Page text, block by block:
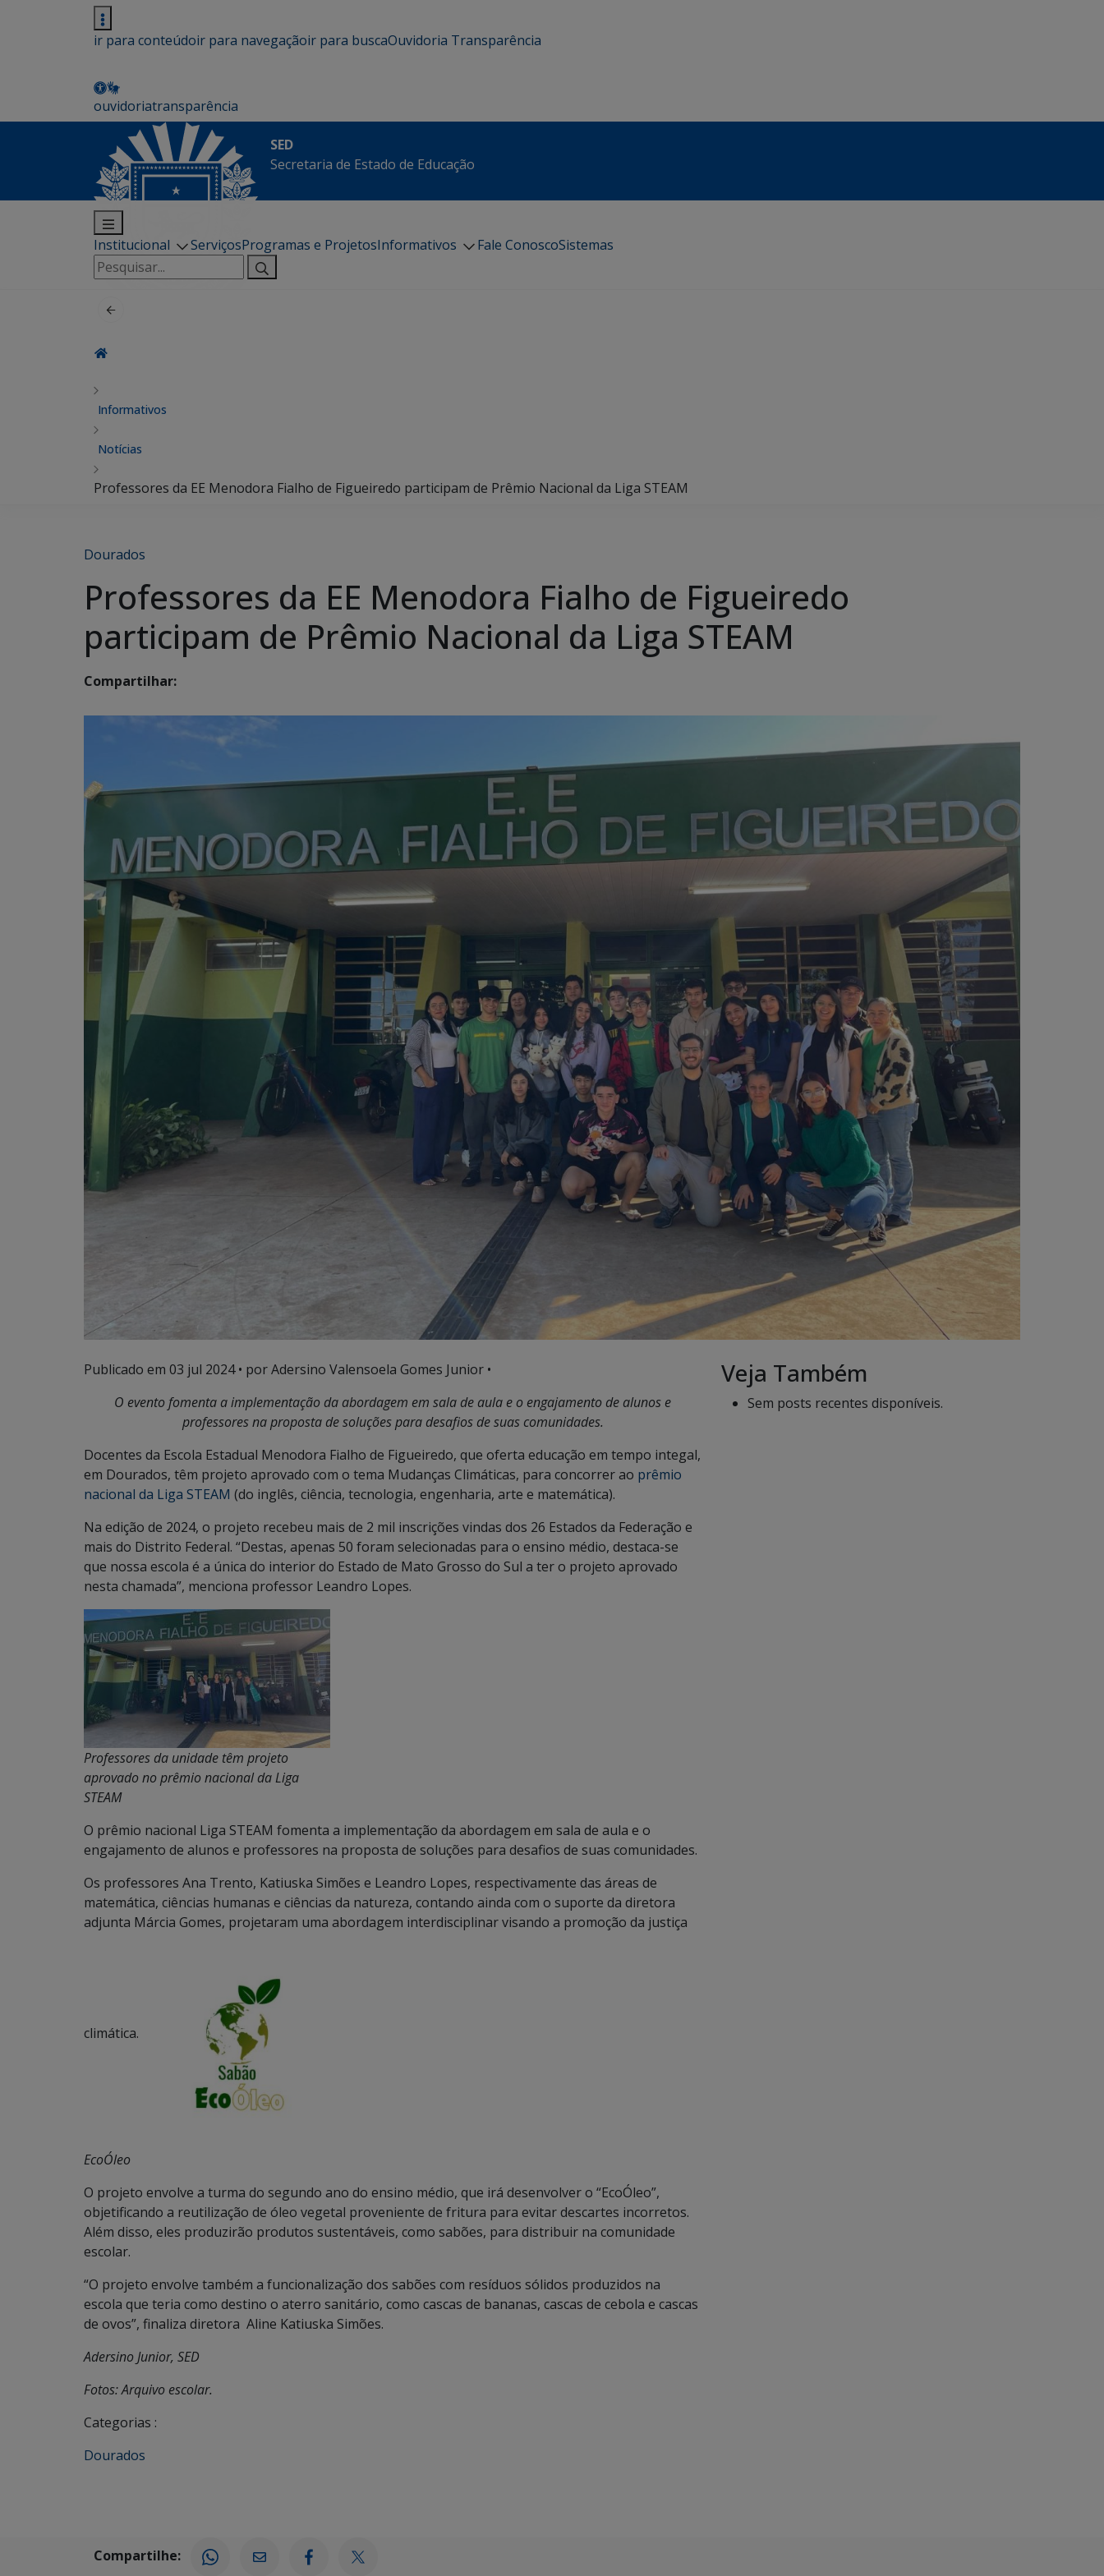
ir para conteúdoir para navegaçãoir para buscaOuvidoria Transparência
ouvidoriatransparência
SED
Secretaria de Estado de Educação
Institucional ServiçosProgramas e ProjetosInformativos Fale ConoscoSistemas
Pesquisar
por:
Informativos
Notícias
Professores da EE Menodora Fialho de Figueiredo participam de Prêmio Nacional da Liga STEAM
Dourados
Professores da EE Menodora Fialho de Figueiredo
participam de Prêmio Nacional da Liga STEAM
Compartilhar:
Publicado em 03 jul 2024• por Adersino Valensoela Gomes Junior •
O evento fomenta a implementação da abordagem em sala de aula e o engajamento de alunos e
professores na proposta de soluções para desafios de suas comunidades.
Docentes da Escola Estadual Menodora Fialho de Figueiredo, que oferta educação em tempo integal,
em Dourados, têm projeto aprovado com o tema Mudanças Climáticas, para concorrer ao prêmio
nacional da Liga STEAM (do inglês, ciência, tecnologia, engenharia, arte e matemática).
Na edição de 2024, o projeto recebeu mais de 2 mil inscrições vindas dos 26 Estados da Federação e
mais do Distrito Federal. “Destas, apenas 50 foram selecionadas para o ensino médio, destaca-se
que nossa escola é a única do interior do Estado de Mato Grosso do Sul a ter o projeto aprovado
nesta chamada”, menciona professor Leandro Lopes.
Professores da unidade têm projeto
aprovado no prêmio nacional da Liga
STEAM
O prêmio nacional Liga STEAM fomenta a implementação da abordagem em sala de aula e o
engajamento de alunos e professores na proposta de soluções para desafios de suas comunidades.
Os professores Ana Trento, Katiuska Simões e Leandro Lopes, respectivamente das áreas de
matemática, ciências humanas e ciências da natureza, contando ainda com o suporte da diretora
adjunta Márcia Gomes, projetaram uma abordagem interdisciplinar visando a promoção da justiça
climática.
EcoÓleo
O projeto envolve a turma do segundo ano do ensino médio, que irá desenvolver o “EcoÓleo”,
objetificando a reutilização de óleo vegetal proveniente de fritura para evitar descartes incorretos.
Além disso, eles produzirão produtos sustentáveis, como sabões, para distribuir na comunidade
escolar.
“O projeto envolve também a funcionalização dos sabões com resíduos sólidos produzidos na
escola que teria como destino o aterro sanitário, como cascas de bananas, cascas de cebola e cascas
de ovos”, finaliza diretora Aline Katiuska Simões.
Adersino Junior, SED
Fotos: Arquivo escolar.
Categorias :
Dourados
Veja Também
Sem posts recentes disponíveis.
Compartilhe: